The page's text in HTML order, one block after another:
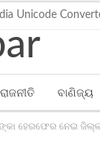
Unicode
ରାଜନୀତି ବାଣିଜ୍ୟ
ହେରଫେର ନେଇ